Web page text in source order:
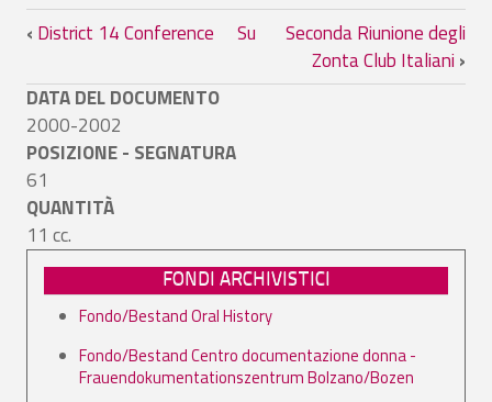
Link di attraversamento del book per
‹ District 14 Conference Su
Seconda Riunione degli
Zonta Club Italiani ›
DATA DEL DOCUMENTO
2000-2002
POSIZIONE - SEGNATURA
61
QUANTITÀ
11 cc.
FONDI ARCHIVISTICI
Fondo/Bestand Oral History
Fondo/Bestand Centro documentazione donna -
Frauendokumentationszentrum Bolzano/Bozen